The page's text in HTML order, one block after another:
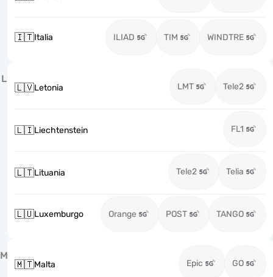
🇮🇹Italia ILIAD TIM WINDTRE
L
🇱🇻Letonia LMT Tele2
🇱🇮Liechtenstein FL1
🇱🇹Lituania Tele2 Telia
🇱🇺Luxemburgo Orange POST TANGO
M
🇲🇹Malta Epic GO